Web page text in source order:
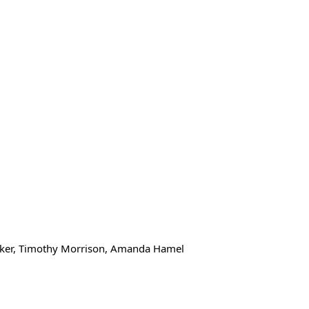
Timothy Morrison, Amanda Hamel